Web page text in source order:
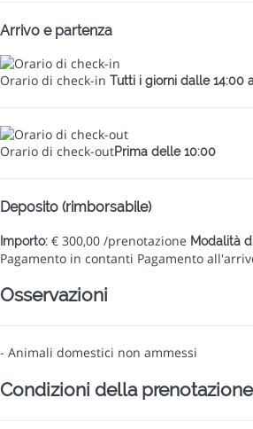
Arrivo e partenza
Orario di check-in Tutti i giorni dalle 14:00
Orario di check-outPrima delle 10:00
Deposito (rimborsabile)
Importo: € 300,00 /prenotazione Modalità
Pagamento in contanti Pagamento
Osservazioni
- Animali domestici non ammessi
Condizioni della prenotazione